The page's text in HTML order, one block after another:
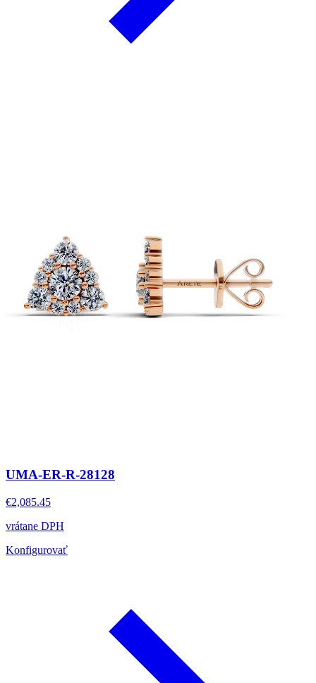
UMA-ER-R-28128
€2,085.45
vrátane DPH
Konfigurovať